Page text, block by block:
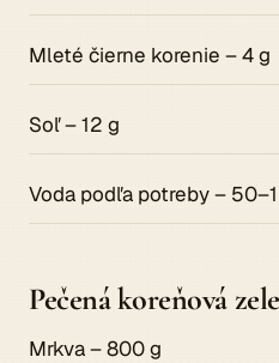
Mleté čierne korenie – 4 g
Soľ – 12 g
Voda podľa potreby –
Pečená koreňová
Mrkva – 800 g